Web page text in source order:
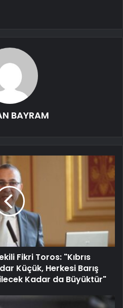
BAYRAM
Fikri Toros: "Kıbrıs
Küçük, Herkesi Barış
Kadar da Büyüktür"